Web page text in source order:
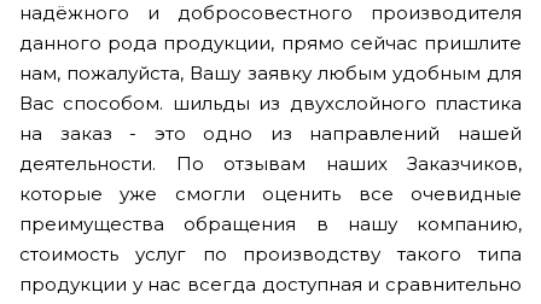
надёжного и добросовестного производителя
данного рода продукции, прямо сейчас пришлите
нам, пожалуйста, Вашу заявку любым удобным для
Вас способом. шильды из двухслойного пластика
на заказ - это одно из направлений нашей
деятельности. По отзывам наших Заказчиков,
которые уже смогли оценить все очевидные
преимущества обращения в нашу компанию,
стоимость услуг по производству такого типа
продукции у нас всегда доступная и сравнительно